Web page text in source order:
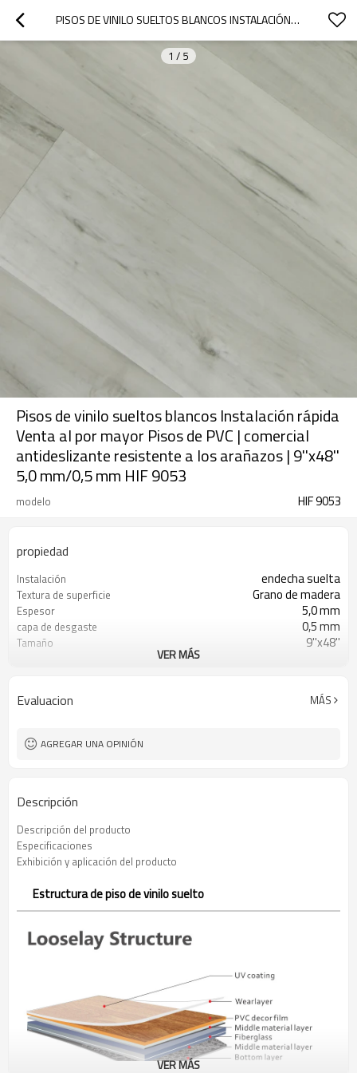
PISOS DE VINILO SUELTOS BLANCOS INSTALACIÓN RÁPIDA VENTA AL POR MAYOR PISOS DE PVC | COMERCIAL ANTIDESLIZANTE RESISTENTE A LOS ARAÑAZOS | 9''X48'' 5,0 MM/0,5 MM HIF 9053
1 / 5
Pisos de vinilo sueltos blancos Instalación rápida
Venta al por mayor Pisos de PVC | comercial
antideslizante resistente a los arañazos | 9''x48''
5,0 mm/0,5 mm HIF 9053
modelo HIF 9053
propiedad
Instalación endecha suelta
Textura de superficie Grano de madera
Espesor 5,0 mm
capa de desgaste 0,5 mm
Tamaño 9''x48''
Libre
VER MÁS
Evaluacion MÁS
AGREGAR UNA OPINIÓN
Descripción
Descripción del producto
Especificaciones
Exhibición y aplicación del producto
Estructura de piso de vinilo suelto
VER MÁS